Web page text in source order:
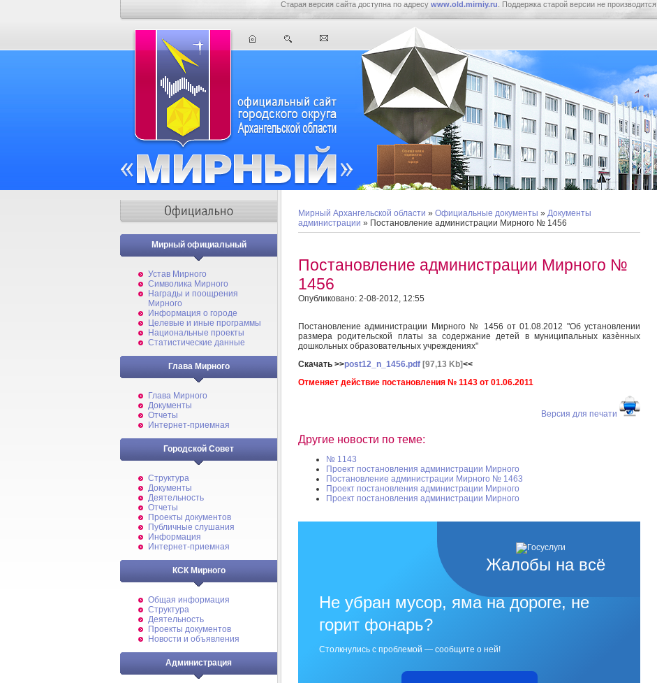
Старая версия сайта доступна по адресу www.old.mirniy.ru . Поддержка старой версии не производится.
Мирный официальный
Устав Мирного
Символика Мирного
Награды и поощрения
Мирного
Информация о городе
Целевые и иные программы
Национальные проекты
Статистические данные
Глава Мирного
Глава Мирного
Документы
Отчеты
Интернет-приемная
Городской Совет
Структура
Документы
Деятельность
Отчеты
Проекты документов
Публичные слушания
Информация
Интернет-приемная
КСК Мирного
Общая информация
Структура
Деятельность
Проекты документов
Новости и объявления
Администрация
Мирный Архангельской области » Официальные документы » Документы
администрации » Постановление администрации Мирного № 1456
Постановление администрации Мирного №
1456
Опубликовано: 2-08-2012, 12:55
Постановление администрации Мирного № 1456 от 01.08.2012 "Об установлении
размера родительской платы за содержание детей в муниципальных казѐнных
дошкольных образовательных учреждениях"
Скачать >>post12_n_1456.pdf [97,13 Kb]<<
Отменяет действие постановления № 1143 от 01.06.2011
Версия для печати
Другие новости по теме:
№ 1143
Проект постановления администрации Мирного
Постановление администрации Мирного № 1463
Проект постановления администрации Мирного
Проект постановления администрации Мирного
Жалобы на всё
Не убран мусор, яма на дороге, не
горит фонарь?
Столкнулись с проблемой — сообщите о ней!